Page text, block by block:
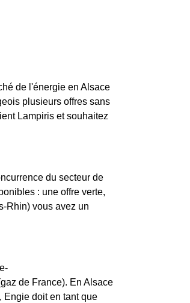
de l'énergie en Alsace
plusieurs offres sans
Lampiris et souhaitez
du secteur de
: une offre verte,
Rhin) vous avez un
de France). En Alsace
Engie doit en tant que